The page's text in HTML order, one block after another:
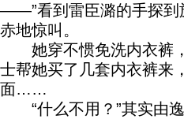
——”看到雷臣潞的手探到
赤地惊叫。
她穿不惯免洗内衣裤
士帮她买了几套内衣裤来
面……
“什么不用？”其实由逸